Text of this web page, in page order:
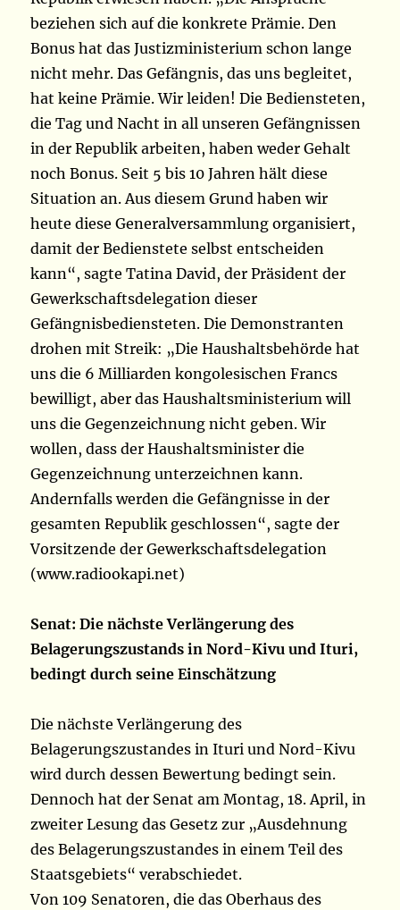
beziehen sich auf die konkrete Prämie. Den
Bonus hat das Justizministerium schon lange
nicht mehr. Das Gefängnis, das uns begleitet,
hat keine Prämie. Wir leiden! Die Bediensteten,
die Tag und Nacht in all unseren Gefängnissen
in der Republik arbeiten, haben weder Gehalt
noch Bonus. Seit 5 bis 10 Jahren hält diese
Situation an. Aus diesem Grund haben wir
heute diese Generalversammlung organisiert,
damit der Bedienstete selbst entscheiden
kann“, sagte Tatina David, der Präsident der
Gewerkschaftsdelegation dieser
Gefängnisbediensteten. Die Demonstranten
drohen mit Streik: „Die Haushaltsbehörde hat
uns die 6 Milliarden kongolesischen Francs
bewilligt, aber das Haushaltsministerium will
uns die Gegenzeichnung nicht geben. Wir
wollen, dass der Haushaltsminister die
Gegenzeichnung unterzeichnen kann.
Andernfalls werden die Gefängnisse in der
gesamten Republik geschlossen“, sagte der
Vorsitzende der Gewerkschaftsdelegation
(www.radiookapi.net)
Senat: Die nächste Verlängerung des
Belagerungszustands in Nord-Kivu und Ituri,
bedingt durch seine Einschätzung
Die nächste Verlängerung des
Belagerungszustandes in Ituri und Nord-Kivu
wird durch dessen Bewertung bedingt sein.
Dennoch hat der Senat am Montag, 18. April, in
zweiter Lesung das Gesetz zur „Ausdehnung
des Belagerungszustandes in einem Teil des
Staatsgebiets“ verabschiedet.
Von 109 Senatoren, die das Oberhaus des